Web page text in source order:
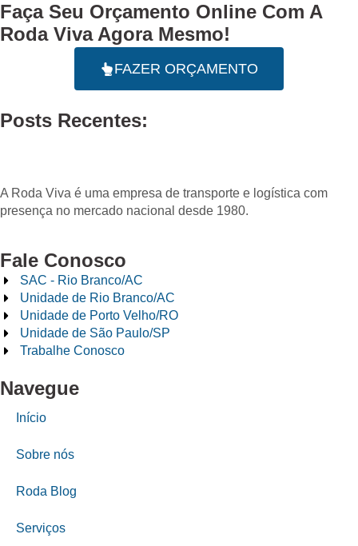
Faça Seu Orçamento Online Com A
Roda Viva Agora Mesmo!
FAZER ORÇAMENTO
Posts Recentes:
A Roda Viva é uma empresa de transporte e logística com
presença no mercado nacional desde 1980.
Fale Conosco
SAC - Rio Branco/AC
Unidade de Rio Branco/AC
Unidade de Porto Velho/RO
Unidade de São Paulo/SP
Trabalhe Conosco
Navegue
Início
Sobre nós
Roda Blog
Serviços